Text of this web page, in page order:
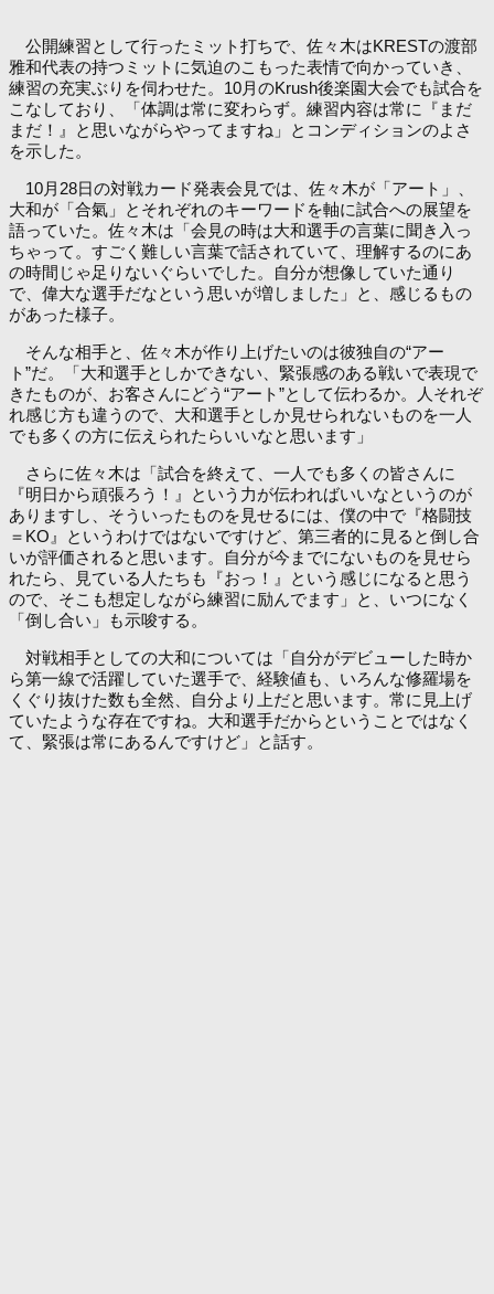
公開練習として行ったミット打ちで、佐々木はKRESTの渡部
雅和代表の持つミットに気迫のこもった表情で向かっていき、
練習の充実ぶりを伺わせた。10月のKrush後楽園大会でも試合を
こなしており、「体調は常に変わらず。練習内容は常に『まだ
まだ！』と思いながらやってますね」とコンディションのよさ
を示した。
10月28日の対戦カード発表会見では、佐々木が「アート」、
大和が「合氣」とそれぞれのキーワードを軸に試合への展望を
語っていた。佐々木は「会見の時は大和選手の言葉に聞き入っ
ちゃって。すごく難しい言葉で話されていて、理解するのにあ
の時間じゃ足りないぐらいでした。自分が想像していた通り
で、偉大な選手だなという思いが増しました」と、感じるもの
があった様子。
そんな相手と、佐々木が作り上げたいのは彼独自の“アー
ト”だ。「大和選手としかできない、緊張感のある戦いで表現で
きたものが、お客さんにどう“アート”として伝わるか。人それぞ
れ感じ方も違うので、大和選手としか見せられないものを一人
でも多くの方に伝えられたらいいなと思います」
さらに佐々木は「試合を終えて、一人でも多くの皆さんに
『明日から頑張ろう！』という力が伝わればいいなというのが
ありますし、そういったものを見せるには、僕の中で『格闘技
＝KO』というわけではないですけど、第三者的に見ると倒し合
いが評価されると思います。自分が今までにないものを見せら
れたら、見ている人たちも『おっ！』という感じになると思う
ので、そこも想定しながら練習に励んでます」と、いつになく
「倒し合い」も示唆する。
対戦相手としての大和については「自分がデビューした時か
ら第一線で活躍していた選手で、経験値も、いろんな修羅場を
くぐり抜けた数も全然、自分より上だと思います。常に見上げ
ていたような存在ですね。大和選手だからということではなく
て、緊張は常にあるんですけど」と話す。